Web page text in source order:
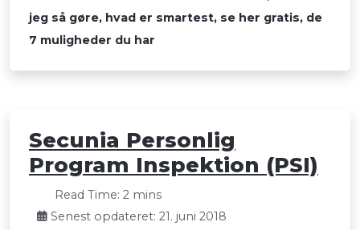
jeg så gøre, hvad er smartest, se her gratis, de
7 muligheder du har
Secunia Personlig
Program Inspektion (PSI)
Read Time: 2 mins
Senest opdateret: 21. juni 2018